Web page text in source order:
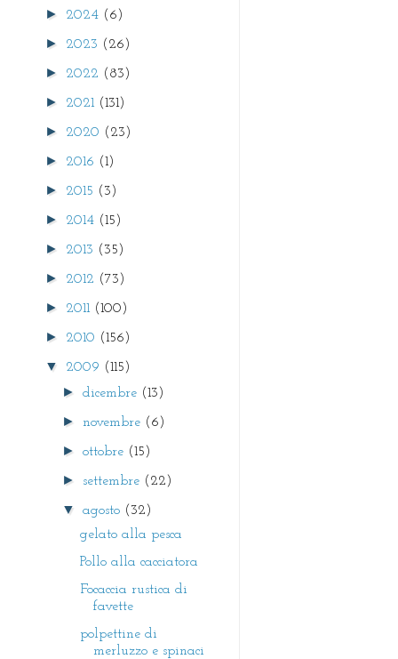
► 2024 (6)
► 2023 (26)
► 2022 (83)
► 2021 (131)
► 2020 (23)
► 2016 (1)
► 2015 (3)
► 2014 (15)
► 2013 (35)
► 2012 (73)
► 2011 (100)
► 2010 (156)
▼ 2009 (115)
►dicembre (13)
► novembre (6)
►ottobre (15)
► settembre (22)
▼agosto (32)
gelato alla pesca
Pollo alla cacciatora
Focaccia rustica di
favette
polpettine di
merluzzo e spinaci